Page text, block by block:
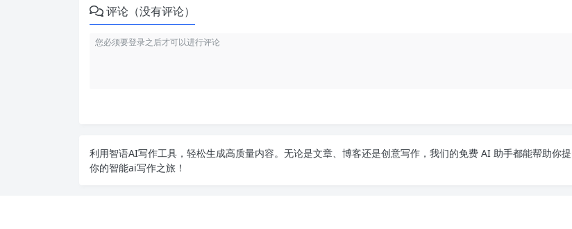
评论（没有评论）
利用智语AI写作工具，轻松生成高质量内容。无论是文章、博客还是创意写作，我们的免费 AI 助手都能帮助你
你的智能ai写作之旅！